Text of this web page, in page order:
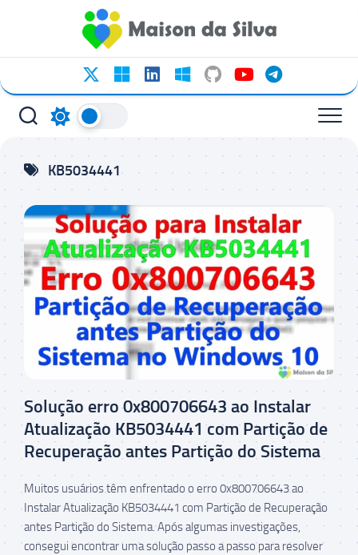
conteúdo
KB5034441
Solução erro 0x800706643 ao Instalar
Atualização KB5034441 com Partição de
Recuperação antes Partição do Sistema
Muitos usuários têm enfrentado o erro 0x800706643 ao
Instalar Atualização KB5034441 com Partição de Recuperação
antes Partição do Sistema. Após algumas investigações,
consegui encontrar uma solução passo a passo para resolver